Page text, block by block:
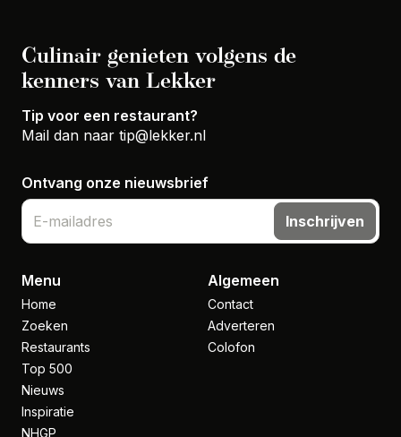
Culinair genieten volgens de
kenners van Lekker
Tip voor een restaurant?
Mail dan naar tip@lekker.nl
Ontvang onze nieuwsbrief
Inschrijven
Menu
Home
Zoeken
Restaurants
Top 500
Nieuws
Inspiratie
NHGP
Algemeen
Contact
Adverteren
Colofon